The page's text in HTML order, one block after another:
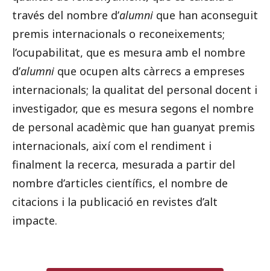
través del nombre d’alumni que han aconseguit
premis internacionals o reconeixements;
l’ocupabilitat, que es mesura amb el nombre
d’alumni que ocupen alts càrrecs a empreses
internacionals; la qualitat del personal docent i
investigador, que es mesura segons el nombre
de personal acadèmic que han guanyat premis
internacionals, així com el rendiment i
finalment la recerca, mesurada a partir del
nombre d’articles científics, el nombre de
citacions i la publicació en revistes d’alt
impacte.